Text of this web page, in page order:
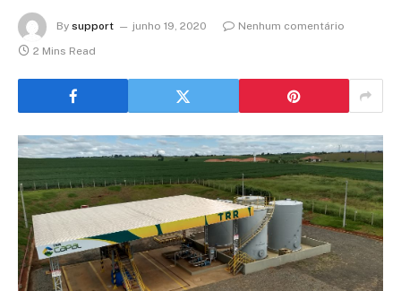
By support junho 19, 2020
Nenhum comentário
2 Mins Read